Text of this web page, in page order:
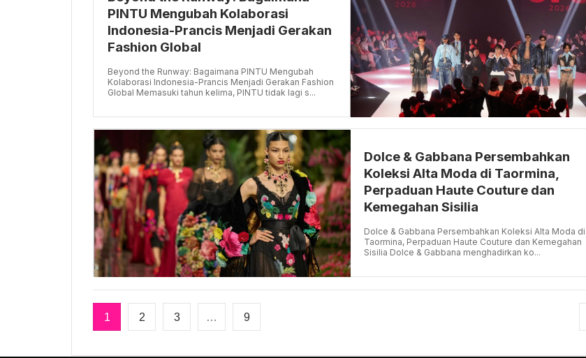
PINTU Mengubah Kolaborasi
Indonesia-Prancis Menjadi Gerakan
Fashion Global
Beyond the Runway: Bagaimana PINTU Mengubah
Kolaborasi Indonesia-Prancis Menjadi Gerakan Fashion
Global Memasuki tahun kelima, PINTU tidak lagi s...
Dolce & Gabbana Persembahkan
Koleksi Alta Moda di Taormina,
Perpaduan Haute Couture dan
Kemegahan Sisilia
Dolce & Gabbana Persembahkan Koleksi Alta Moda di
Taormina, Perpaduan Haute Couture dan Kemegahan
Sisilia Dolce & Gabbana menghadirkan ko...
1 2 3 … 9